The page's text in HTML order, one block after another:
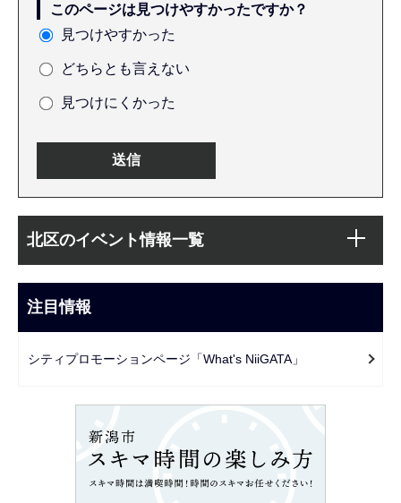
このページは見つけやすかったですか？
見つけやすかった
どちらとも言えない
見つけにくかった
文
こ
ま
で
ビ
ー
北区のイベント情報一覧
注目情報
シティプロモーションページ「What's NiiGATA」